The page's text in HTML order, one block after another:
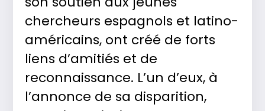
chercheurs espagnols et latino-
américains, ont créé de forts
liens d’amitiés et de
reconnaissance. L’un d’eux, à
l’annonce de sa disparition,